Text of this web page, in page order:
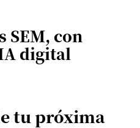
SEM, con
digital
tu próxima